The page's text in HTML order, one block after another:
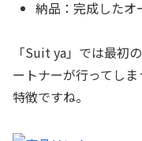
納品：完成したオ
「Suit ya」では最初
ートナーが行ってし
特徴ですね。